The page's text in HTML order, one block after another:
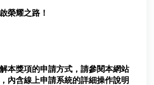
榮耀之路！
本獎項的申請方式，請參閱本網站
，內含線上申請系統的詳細操作說明